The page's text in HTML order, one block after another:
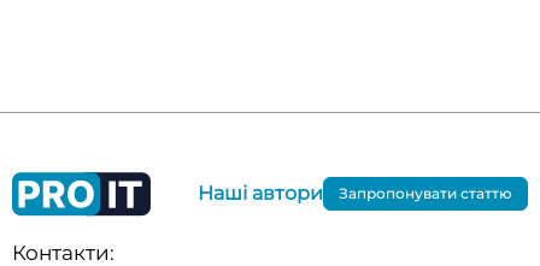
Контакти:
Наші автори Запропонувати статтю